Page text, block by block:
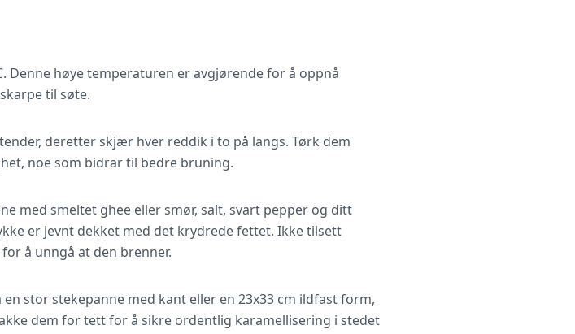
Denne høye temperaturen er avgjørende for å oppnå
til søte.
deretter skjær hver reddik i to på langs. Tørk dem
noe som bidrar til bedre bruning.
med smeltet ghee eller smør, salt, svart pepper og ditt
er jevnt dekket med det krydrede fettet. Ikke tilsett
å unngå at den brenner.
stor stekepanne med kant eller en 23x33 cm ildfast form,
dem for tett for å sikre ordentlig karamellisering i stedet